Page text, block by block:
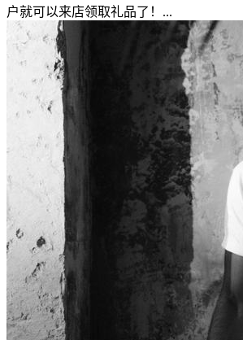
户就可以来店领取礼品了！...